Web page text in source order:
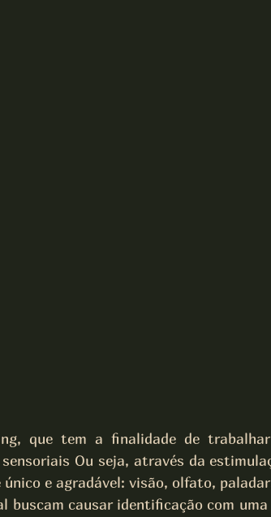
que tem a finalidade de
Ou seja, através da
único e agradável: visão, olfato,
buscam causar identificação com